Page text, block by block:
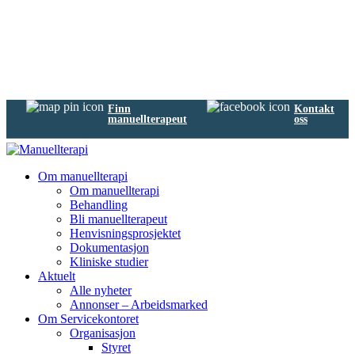
Finn
manuellterapeut
Kontakt
oss
Om manuellterapi
Om manuellterapi
Behandling
Bli manuellterapeut
Henvisningsprosjektet
Dokumentasjon
Kliniske studier
Aktuelt
Alle nyheter
Annonser – Arbeidsmarked
Om Servicekontoret
Organisasjon
Styret